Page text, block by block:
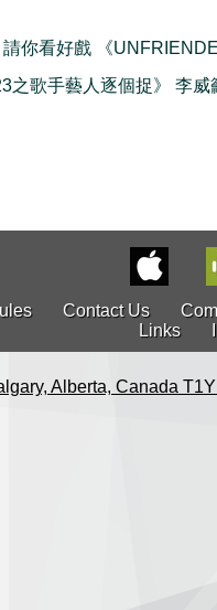
請你看好戲 《
之歌手藝人逐個捉》 李威
Contact Us
Links
Alberta, Canada